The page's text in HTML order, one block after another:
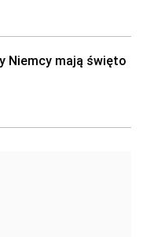
Niemcy mają święto